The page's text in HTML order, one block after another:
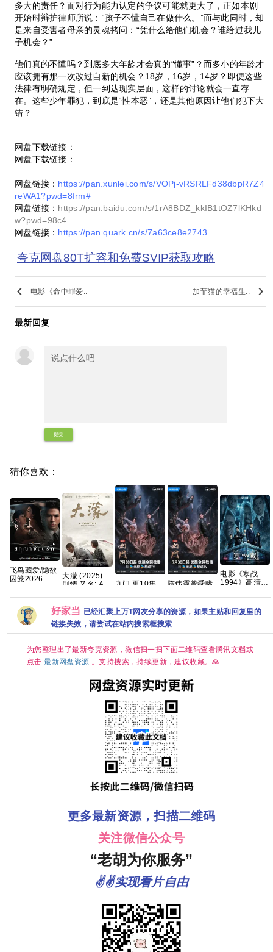
多大的责任？而对行为能力认定的争议可能就更大了，正如本剧
开始时辩护律师所说：“孩子不懂自己在做什么。”而与此同时，却
是来自受害者母亲的灵魂拷问：“凭什么给他们机会？谁给过我儿
子机会？”
他们真的不懂吗？到底多大年龄才会真的“懂事”？而多小的年龄才
应该拥有那一次改过自新的机会？18岁，16岁，14岁？即便这些
法律有明确规定，但一到达现实层面，这样的讨论就会一直存
在。这些少年罪犯，到底是“性本恶”，还是其他原因让他们犯下大
错？
网盘下载链接：
网盘下载链接：
网盘链接： https://pan.xunlei.com/s/VOPj-vRSRLFd38dbpR7Z4
reWA1?pwd=8frm#
网盘链接：https://pan.baidu.com/s/1rA8BDZ_kkIB1tOZ7lKHkd
w?pwd=98c4
网盘链接： https://pan.quark.cn/s/7a63ce8e2743
夸克网盘80T扩容和免费SVIP获取攻略
keyboard_arrow_left 电影《命中罪爱.. 加菲猫的幸福生.. keyboard_arrow_right
最新回复
提交
猜你喜欢：
飞鸟藏爱/隐欲
囚笼2026 泰
中字
大濛 (2025)
剧情 又名: A
九门 更10集
网盘+】
陈伟霆曾舜晞
全集网盘资源
分享
电影《寒战
1994》高清免
网盘资源链接
好家当 已经汇聚上万T网友分享的资源，如果主贴和回复里的
链接失效，请尝试在站内搜索框搜索
为您整理出了最新夸克资源，微信扫一扫下面二维码查看腾讯文档或
点击最新网盘资源 。支持搜索，持续更新，建议收藏。🙏
更多最新资源，扫描二维码
关注微信公众号
“老胡为你服务”
✌✌实现看片自由